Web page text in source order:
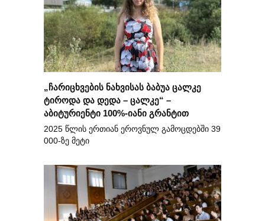
„ჩარიცხვების ნახვისას ბაბუა ცალკე
ტიროდა და დედა – ცალკე“ –
აბიტურიენტი 100%-იანი გრანტით
2025 წლის ერთიან ეროვნულ გამოცდებში 39
000-ზე მეტი